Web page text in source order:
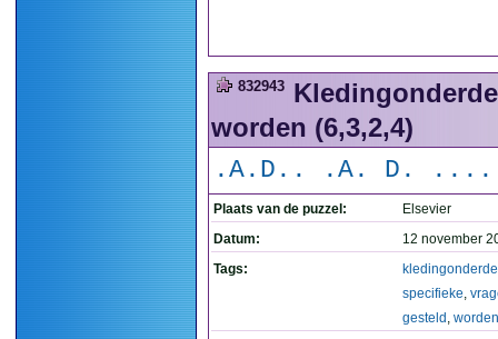
832943
worden (6,3,2,4)
.A.D.. .A. D. ....
Plaats van de puzzel:
Elsevier
Datum:
12 november
Tags:
specifieke,
gesteld , worden